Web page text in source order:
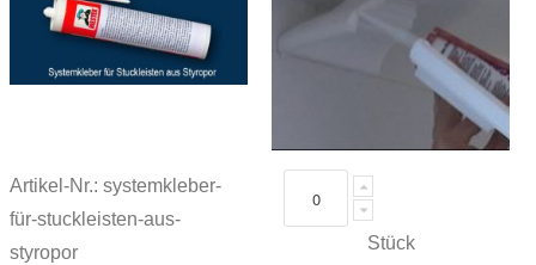
Artikel-Nr.: systemkleber-
für-stuckleisten-aus-
styropor
Stück